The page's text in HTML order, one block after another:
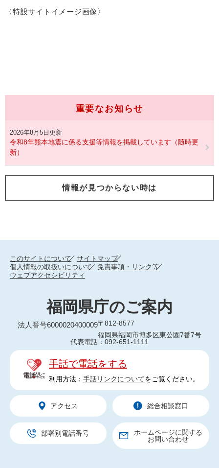
〈特設サイトイメージ画像〉
重要なお知らせ
2026年8月5日更新
令和8年熊本地震に係る支援等情報を掲載しています（随時更
新）
情報が見つからない時は
このサイトについて
サイトマップ
個人情報の取扱いについて
免責事項・リンク等
ウェブアクセシビリティ
福岡県庁のご案内
法人番号6000020400009〒812-8577
福岡県福岡市博多区東公園7番7号
代表電話：092-651-1111
手話で電話をする
利用方法： 手話リンクについてをご覧ください。
アクセス 総合相談窓口
部署別電話番号
ホームページに関する
お問い合わせ